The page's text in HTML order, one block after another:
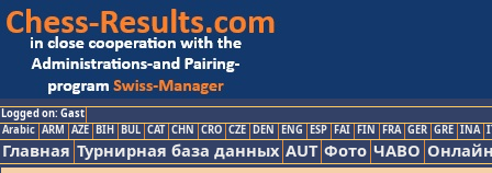
Logged on: Gast
Arabic ARM AZE BIH BUL CAT CHN CRO CZE DEN ENG ESP FAI FIN FRA GER GRE INA
Главная Турнирная база данных AUT Фото ЧАВО